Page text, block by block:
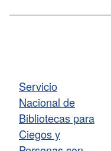
Servicio
Nacional de
Bibliotecas para
Ciegos y